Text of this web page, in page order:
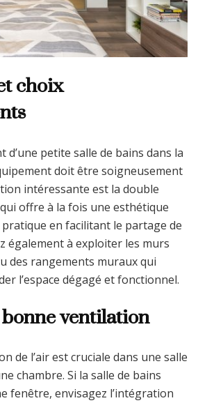
choix
d’une petite salle de bains dans la
doit être soigneusement
intéressante est la double
offre à la fois une esthétique
en facilitant le partage de
également à exploiter les murs
des rangements muraux qui
l’espace dégagé et fonctionnel.
ventilation
de l’air est cruciale dans une salle
chambre. Si la salle de bains
fenêtre, envisagez l’intégration